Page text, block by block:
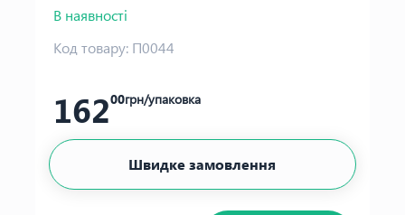
В наявності
Код товару: П0044
16200грн/упаковка
Швидке замовлення